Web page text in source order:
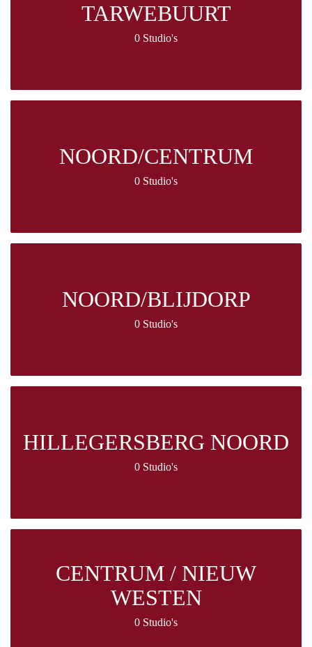
TARWEBUURT
0 Studio's
NOORD/CENTRUM
0 Studio's
NOORD/BLIJDORP
0 Studio's
HILLEGERSBERG NOORD
0 Studio's
CENTRUM / NIEUW
WESTEN
0 Studio's